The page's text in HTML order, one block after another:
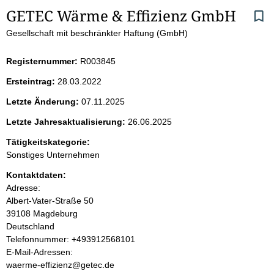
S
e
i
t
e
n
i
n
h
a
GETEC Wärme & Effizienz GmbH
Gesellschaft mit beschränkter Haftung (GmbH)
Registernummer: R003845
Ersteintrag: 28.03.2022
Letzte Änderung: 07.11.2025
Letzte Jahresaktualisierung: 26.06.2025
Tätigkeitskategorie:
Sonstiges Unternehmen
Kontaktdaten:
Adresse:
Albert-Vater-Straße 50
39108 Magdeburg
Deutschland
K
o
n
Telefonnummer: +493912568101
E-Mail-Adressen:
waerme-effizienz@getec.de